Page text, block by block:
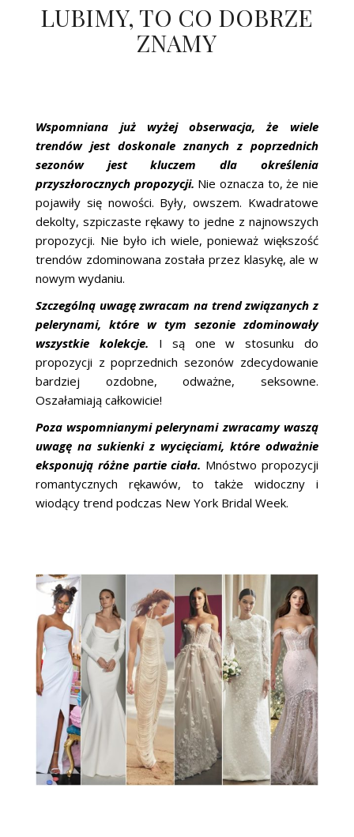
LUBIMY, TO CO DOBRZE
ZNAMY
Wspomniana już wyżej obserwacja, że wiele
trendów jest doskonale znanych z poprzednich
sezonów jest kluczem dla określenia
przyszłorocznych propozycji. Nie oznacza to, że nie
pojawiły się nowości. Były, owszem. Kwadratowe
dekolty, szpiczaste rękawy to jedne z najnowszych
propozycji. Nie było ich wiele, ponieważ większość
trendów zdominowana została przez klasykę, ale w
nowym wydaniu.
Szczególną uwagę zwracam na trend związanych z
pelerynami, które w tym sezonie zdominowały
wszystkie kolekcje.
I są one w stosunku do
propozycji z poprzednich sezonów zdecydowanie
bardziej ozdobne, odważne, seksowne.
Oszałamiają całkowicie!
Poza wspomnianymi pelerynami zwracamy waszą
uwagę na sukienki z wycięciami, które odważnie
eksponują różne partie ciała. Mnóstwo propozycji
romantycznych rękawów, to także widoczny i
wiodący trend podczas New York Bridal Week.